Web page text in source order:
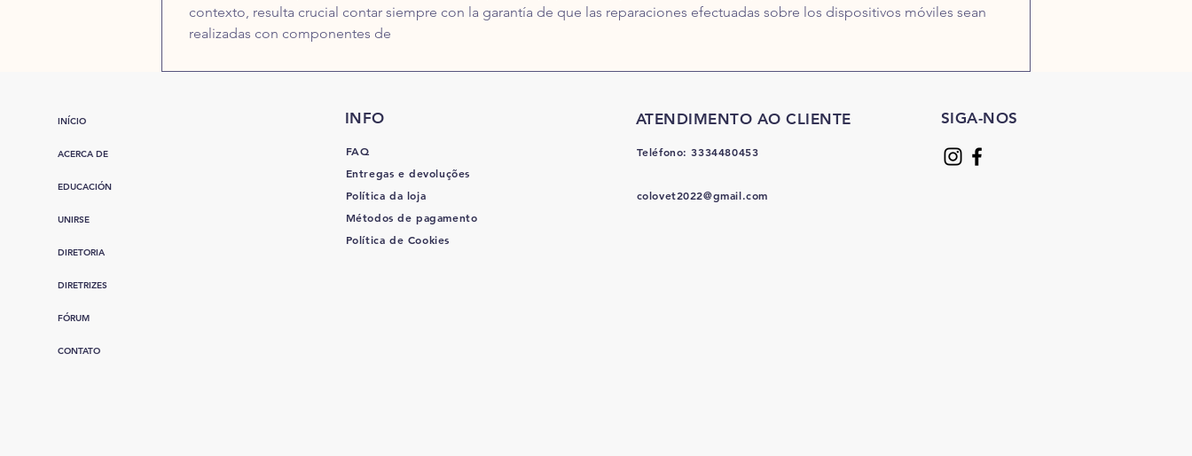
contexto, resulta crucial contar siempre con la garantía de que las reparaciones efectuadas sobre los dispositivos móviles sean
realizadas con componentes de
INÍCIO
ACERCA DE
EDUCACIÓN
UNIRSE
DIRETORIA
DIRETRIZES
FÓRUM
CONTATO
INFO
FAQ
Entregas e devoluções
Política da loja
Métodos de pagamento
Política de Cookies
ATENDIMENTO AO CLIENTE
Teléfono: 3334480453
colovet2022@gmail.com
SIGA-NOS